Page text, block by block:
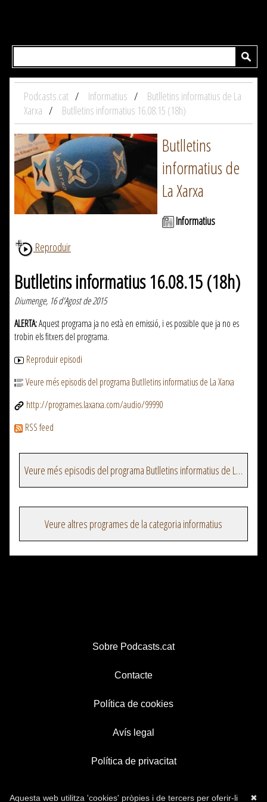
Podcasts.cat Informatius
Butlletins informatius de La
Xarxa
Butlletins informatius 16.08.15 (18h)
Butlletins
informatius de
La Xarxa
Informatius
Reproduir
Butlletins informatius 16.08.15 (18h)
Diumenge, 16 d'Agost de 2015
ALERTA:Aquest programa ja no està en emissió, i es possible que ja no es
trobin els fitxers del programa.
Reproduir episodi
Veure més episodis del programa Butlletins informatius de La Xarxa
http://programes.laxarxa.com/audio/99990
RSS feed
Veure més episodis del programa Butlletins informatius de La Xarxa
Veure altres programes de la categoria informatius
Sobre Podcasts.cat
Contacte
Política de cookies
Avís legal
Política de privacitat
✖
Aquesta web utilitza 'cookies' pròpies i de tercers per oferir-li